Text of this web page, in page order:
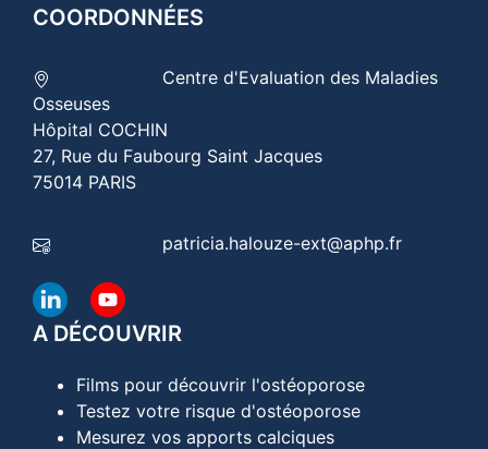
COORDONNÉES
Centre d'Evaluation des Maladies
Osseuses
Hôpital COCHIN
27, Rue du Faubourg Saint Jacques
75014 PARIS
patricia.halouze-ext@aphp.fr
A DÉCOUVRIR
Films pour découvrir l'ostéoporose
Testez votre risque d'ostéoporose
Mesurez vos apports calciques